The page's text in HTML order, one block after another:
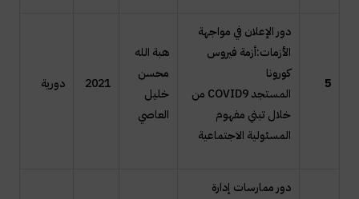
5
دور الإعلان في مواجهة
الأزمات:أزمة فيروس
كورونا
المستجدCOVID9 من
خلال تبني مفهوم
المسئولية الاجتماعية
هبة الله
محسن
خليل
العاصي
2021 دورية
دور ممارسات إدارة